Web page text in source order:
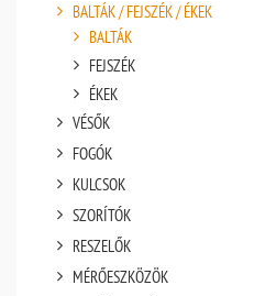
BALTÁK / FEJSZÉK / ÉKEK
BALTÁK
FEJSZÉK
ÉKEK
VÉSŐK
FOGÓK
KULCSOK
SZORÍTÓK
RESZELŐK
MÉRŐESZKÖZÖK